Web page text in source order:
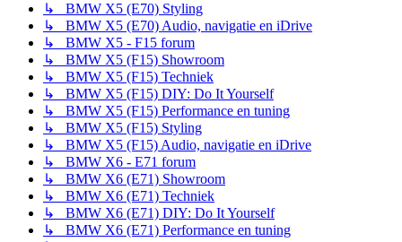
↳ BMW X5 (E70) Styling
↳ BMW X5 (E70) Audio, navigatie en iDrive
↳ BMW X5 - F15 forum
↳ BMW X5 (F15) Showroom
↳ BMW X5 (F15) Techniek
↳ BMW X5 (F15) DIY: Do It Yourself
↳ BMW X5 (F15) Performance en tuning
↳ BMW X5 (F15) Styling
↳ BMW X5 (F15) Audio, navigatie en iDrive
↳ BMW X6 - E71 forum
↳ BMW X6 (E71) Showroom
↳ BMW X6 (E71) Techniek
↳ BMW X6 (E71) DIY: Do It Yourself
↳ BMW X6 (E71) Performance en tuning